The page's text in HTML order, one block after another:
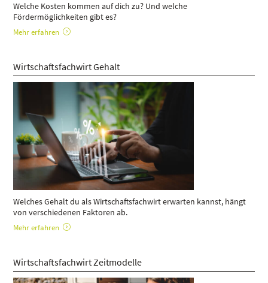
Welche Kosten kommen auf dich zu? Und welche
Fördermöglichkeiten gibt es?
Mehr erfahren
Wirtschaftsfachwirt Gehalt
Welches Gehalt du als Wirtschaftsfachwirt erwarten kannst, hängt
von verschiedenen Faktoren ab.
Mehr erfahren
Wirtschaftsfachwirt Zeitmodelle